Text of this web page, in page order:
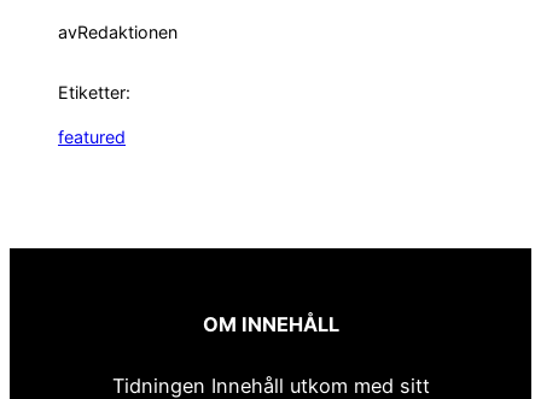
avRedaktionen
Etiketter:
featured
OM INNEHÅLL
Tidningen Innehåll utkom med sitt